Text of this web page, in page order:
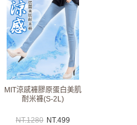
MIT涼感褲膠原蛋白美肌
耐米褲(S-2L)
NT.1280 NT.499